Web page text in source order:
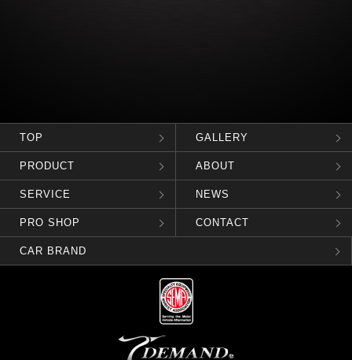
TOP GALLERY
PRODUCT ABOUT
SERVICE NEWS
PRO SHOP CONTACT
CAR BRAND